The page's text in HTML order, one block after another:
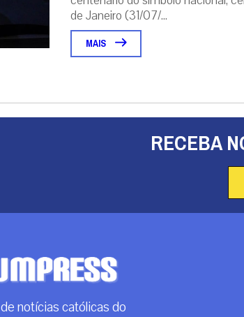
de Janeiro (31/07/...
MAIS
RECEBA
notícias católicas do